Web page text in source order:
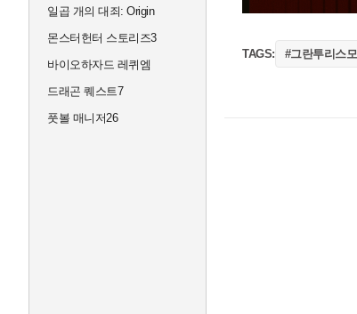
일곱 개의 대죄: Origin
몬스터헌터 스토리즈3
바이오하자드 레퀴엠
드래곤 퀘스트7
풋볼 매니저26
TAGS: #그란투리스모